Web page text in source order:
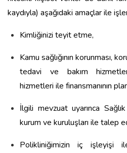
kaydıyla) aşağıdaki amaçlar ile
Kimliğinizi teyit etme,
Kamu sağlığının korunması,
tedavi ve bakım
hizmetleri ile finansmanının
İlgili mevzuat uyarınca
kurum ve kuruluşları ile talep
Polikliniğimizin iç işleyişi